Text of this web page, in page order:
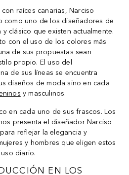
raíces canarias, Narciso
como uno de los diseñadores de
y clásico que existen actualmente.
con el uso de los colores más
de sus propuestas sean
propio. El uso del
de sus líneas se encuentra
diseños de moda sino en cada
y masculinos.
en cada uno de sus frascos. Los
presenta el diseñador Narciso
reflejar la elegancia y
y hombres que eligen estos
diario.
EN LOS